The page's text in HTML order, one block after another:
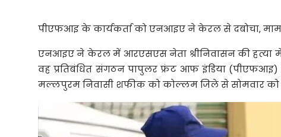
पीएफआइ के कार्यकर्ता को एनआइए ने केरल से दबोचा,
एनआइए ने केरल में आरएसएस नेता श्रीनिवासन की हत्या
वह प्रतिबंधित संगठन पापुलर फ्रंट आफ इंडिया
मल्लपुरम निवासी शफीक को कोल्लम जिले से सोमवार को